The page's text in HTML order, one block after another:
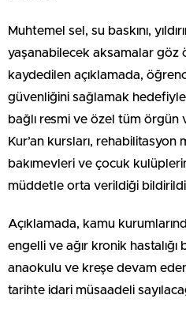
Muhtemel sel, su baskını,
yaşanabilecek aksamalar göz
kaydedilen açıklamada,
güvenliğini sağlamak hedefiyle
bağlı resmi ve özel tüm örgün
Kur’an kursları,
bakımevleri ve çocuk
müddetle orta verildiği
Açıklamada, kamu
engelli ve ağır kronik hastalığı
anaokulu ve kreşe devam eden
tarihte idari müsaadeli